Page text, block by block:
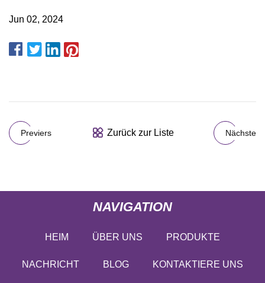
Jun 02, 2024
Previers Zurück zur Liste Nächste
NAVIGATION
HEIM ÜBER UNS PRODUKTE
NACHRICHT BLOG KONTAKTIERE UNS